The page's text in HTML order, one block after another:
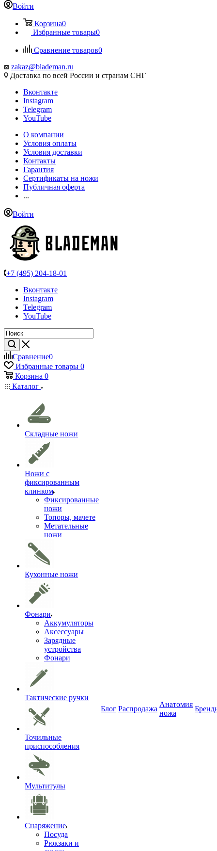
Войти
Корзина0
Избранные товары0
Сравнение товаров0
zakaz@blademan.ru
Доставка по всей России и странам СНГ
Вконтакте
Instagram
Telegram
YouTube
О компании
Условия оплаты
Условия доставки
Контакты
Гарантия
Сертификаты на ножи
Публичная оферта
...
Войти
+7 (495) 204-18-01
Вконтакте
Instagram
Telegram
YouTube
Сравнение0
Избранные товары 0
Корзина 0
Каталог
Складные ножи
Ножи с
фиксированным
клинком
Фиксированные
ножи
Топоры, мачете
Метательные
ножи
Кухонные ножи
Фонари
Аккумуляторы
Аксессуары
Зарядные
устройства
Фонари
Тактические ручки
Точильные
приспособления
Мультитулы
Снаряжение
Посуда
Рюкзаки и
Блог Распродажа
Анатомия
ножа